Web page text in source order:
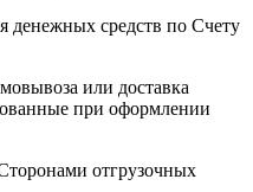
денежных средств по Счету
или доставка
при оформлении
отгрузочных